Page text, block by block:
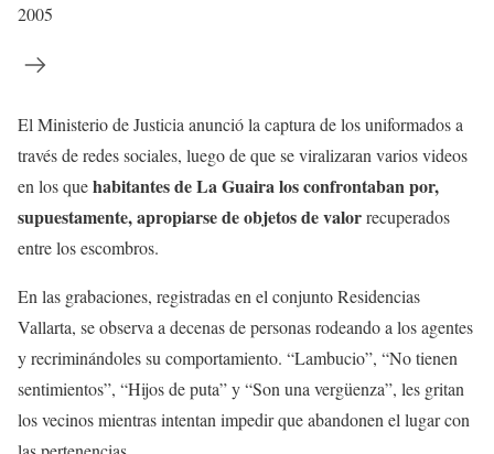
2005
El Ministerio de Justicia anunció la captura de los uniformados a
través de redes sociales, luego de que se viralizaran varios videos
en los quehabitantes de La Guaira los confrontaban por,
supuestamente, apropiarse de objetos de valorrecuperados
entre los escombros.
En las grabaciones, registradas en el conjunto Residencias
Vallarta, se observa a decenas de personas rodeando a los agentes
y recriminándoles su comportamiento. “Lambucio”, “No tienen
sentimientos”, “Hijos de puta” y “Son una vergüenza”, les gritan
los vecinos mientras intentan impedir que abandonen el lugar con